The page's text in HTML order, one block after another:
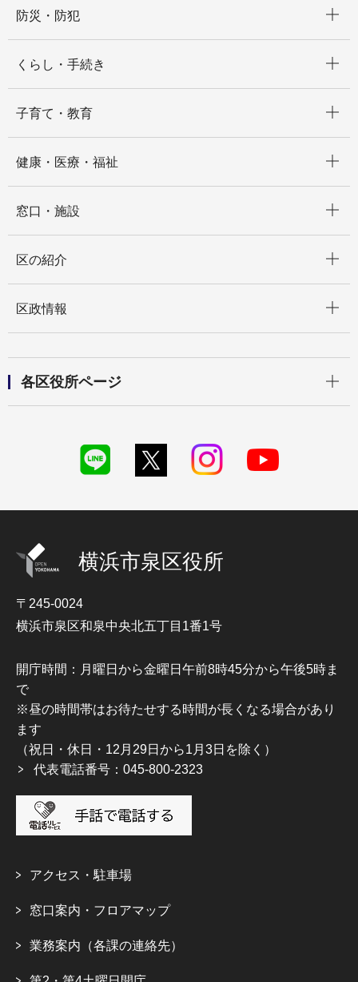
防災・防犯
くらし・手続き
子育て・教育
健康・医療・福祉
窓口・施設
区の紹介
区政情報
各区役所ページ
横浜市泉区役所
〒245-0024
横浜市泉区和泉中央北五丁目1番1号
開庁時間：月曜日から金曜日午前8時45分から午後5時ま
で
※昼の時間帯はお待たせする時間が長くなる場合があり
ます
（祝日・休日・12月29日から1月3日を除く）
代表電話番号：045-800-2323
アクセス・駐車場
窓口案内・フロアマップ
業務案内（各課の連絡先）